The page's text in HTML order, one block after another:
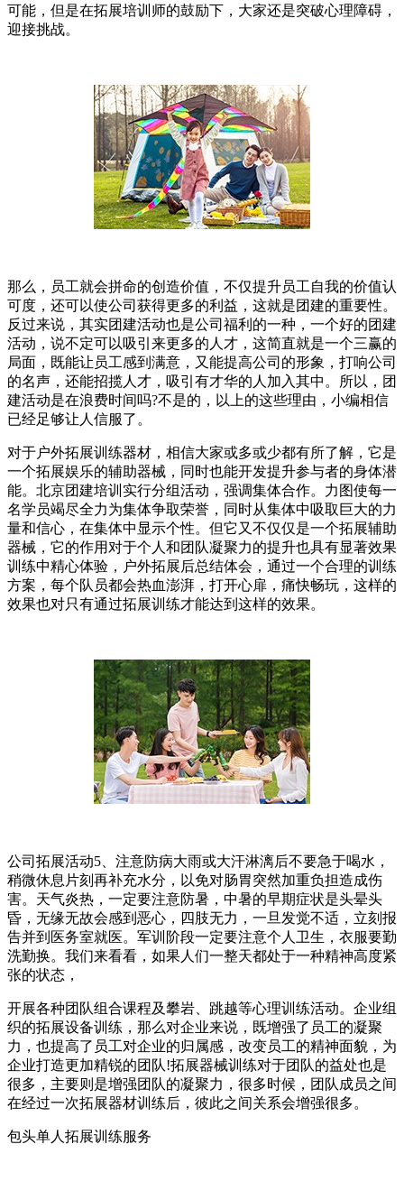
可能，但是在拓展培训师的鼓励下，大家还是突破心理障碍，
迎接挑战。
那么，员工就会拼命的创造价值，不仅提升员工自我的价值认
可度，还可以使公司获得更多的利益，这就是团建的重要性。
反过来说，其实团建活动也是公司福利的一种，一个好的团建
活动，说不定可以吸引来更多的人才，这简直就是一个三赢的
局面，既能让员工感到满意，又能提高公司的形象，打响公司
的名声，还能招揽人才，吸引有才华的人加入其中。所以，团
建活动是在浪费时间吗?不是的，以上的这些理由，小编相信
已经足够让人信服了。
对于户外拓展训练器材，相信大家或多或少都有所了解，它是
一个拓展娱乐的辅助器械，同时也能开发提升参与者的身体潜
能。北京团建培训实行分组活动，强调集体合作。力图使每一
名学员竭尽全力为集体争取荣誉，同时从集体中吸取巨大的力
量和信心，在集体中显示个性。但它又不仅仅是一个拓展辅助
器械，它的作用对于个人和团队凝聚力的提升也具有显著效果
训练中精心体验，户外拓展后总结体会，通过一个合理的训练
方案，每个队员都会热血澎湃，打开心扉，痛快畅玩，这样的
效果也对只有通过拓展训练才能达到这样的效果。
公司拓展活动5、注意防病大雨或大汗淋漓后不要急于喝水，
稍微休息片刻再补充水分，以免对肠胃突然加重负担造成伤
害。天气炎热，一定要注意防暑，中暑的早期症状是头晕头
昏，无缘无故会感到恶心，四肢无力，一旦发觉不适，立刻报
告并到医务室就医。军训阶段一定要注意个人卫生，衣服要勤
洗勤换。我们来看看，如果人们一整天都处于一种精神高度紧
张的状态，
开展各种团队组合课程及攀岩、跳越等心理训练活动。企业组
织的拓展设备训练，那么对企业来说，既增强了员工的凝聚
力，也提高了员工对企业的归属感，改变员工的精神面貌，为
企业打造更加精锐的团队!拓展器械训练对于团队的益处也是
很多，主要则是增强团队的凝聚力，很多时候，团队成员之间
在经过一次拓展器材训练后，彼此之间关系会增强很多。
包头单人拓展训练服务